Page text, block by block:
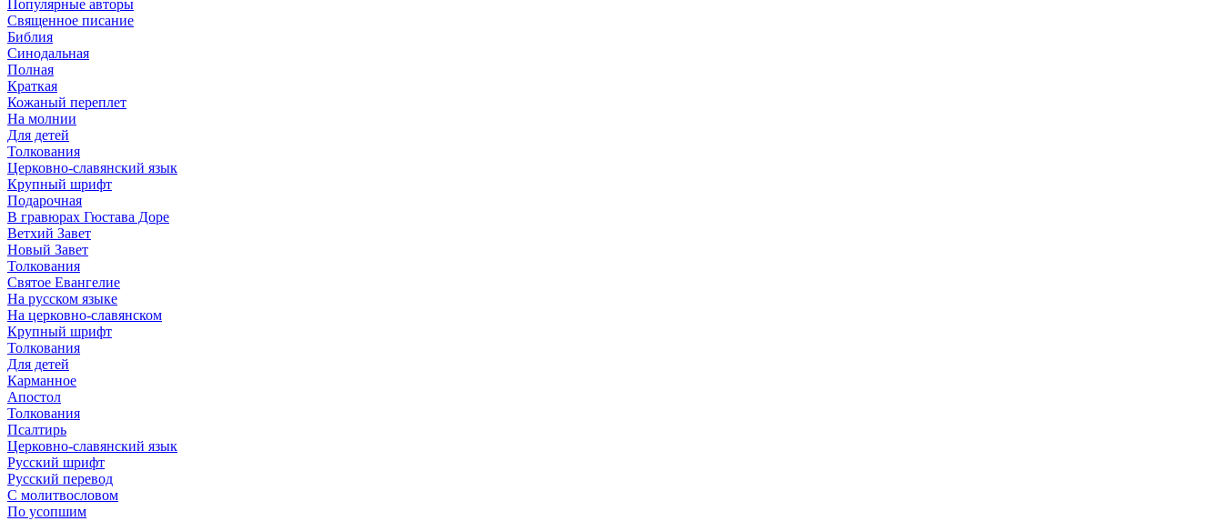
Популярные авторы
Священное писание
Библия
Синодальная
Полная
Краткая
Кожаный переплет
На молнии
Для детей
Толкования
Церковно-славянский язык
Крупный шрифт
Подарочная
В гравюрах Гюстава Доре
Ветхий Завет
Новый Завет
Толкования
Святое Евангелие
На русском языке
На церковно-славянском
Крупный шрифт
Толкования
Для детей
Карманное
Апостол
Толкования
Псалтирь
Церковно-славянский язык
Русский шрифт
Русский перевод
С молитвословом
По усопшим